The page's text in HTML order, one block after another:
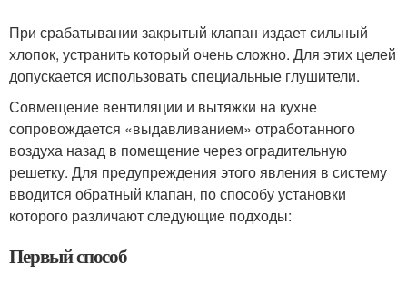
При срабатывании закрытый клапан издает сильный
хлопок, устранить который очень сложно. Для этих целей
допускается использовать специальные глушители.
Совмещение вентиляции и вытяжки на кухне
сопровождается «выдавливанием» отработанного
воздуха назад в помещение через оградительную
решетку. Для предупреждения этого явления в систему
вводится обратный клапан, по способу установки
которого различают следующие подходы:
Первый способ